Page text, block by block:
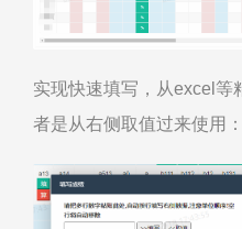
实现快速填写，从excel等
者是从右侧取值过来使用：